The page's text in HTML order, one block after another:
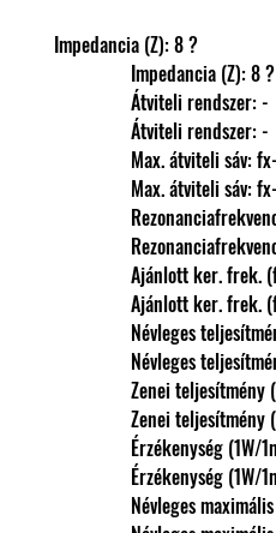
Impedancia (Z): 8 ?
                Impedancia (Z): 8 ?
                Átviteli rendszer: -
                Átviteli rendszer: -
Max. átviteli
Max. átviteli
Ajánlott
Ajánlott
Névleges
Névleges
Zenei
Zenei
Névleges